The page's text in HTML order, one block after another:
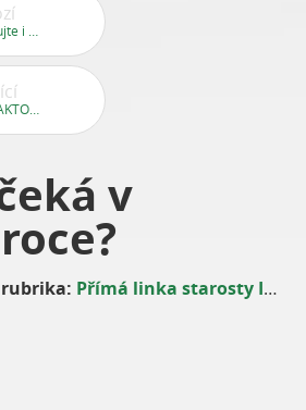
v
rubrika: Přímá linka starosty Ing. Davida Vodrážky